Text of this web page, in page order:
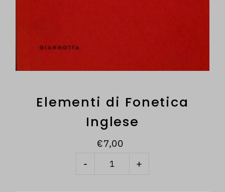
Elementi di Fonetica
Inglese
€7,00
- +